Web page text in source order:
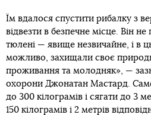
Їм вдалося спустити рибалку з
відвезти в безпечне місце. Він
тюлені — явище незвичайне, і в
можливо, захищали своє
проживання та молодняк», —
охорони Джонатан Мастард.
до 300 кілограмів і сягати до 3
150 кілограмів і 2 метрів